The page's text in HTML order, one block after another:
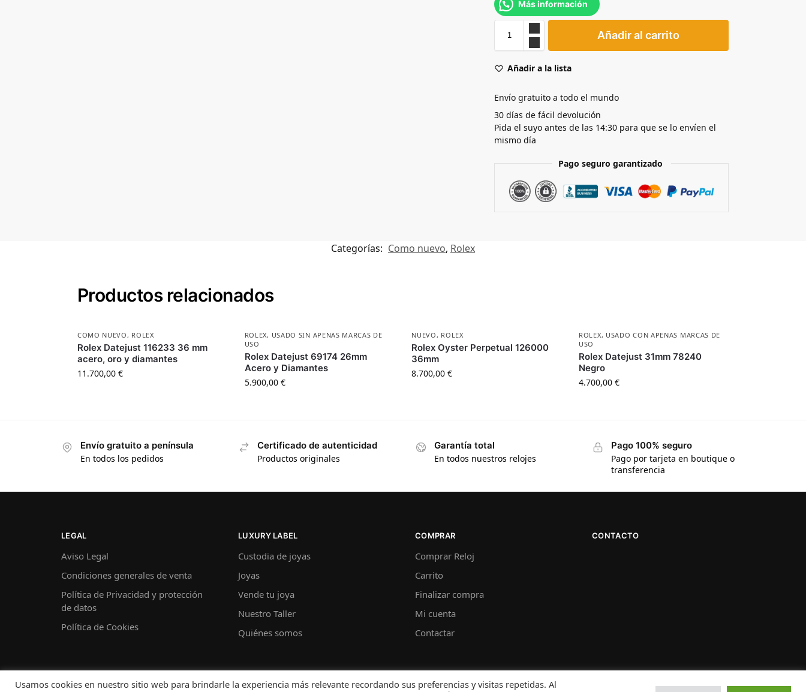
Más información
Añadir al carrito
Añadir a la lista
Envío gratuito a todo el mundo
30 días de fácil devolución
Pida el suyo antes de las 14:30 para que se lo envíen el
mismo día
Pago seguro garantizado
Categorías: Como nuevo, Rolex
Productos relacionados
COMO NUEVO , ROLEX
Rolex Datejust 116233 36 mm
acero, oro y diamantes
11.700,00 €
ROLEX, USADO SIN APENAS MARCAS DE
USO
Rolex Datejust 69174 26mm
Acero y Diamantes
5.900,00 €
NUEVO , ROLEX
Rolex Oyster Perpetual 126000
36mm
8.700,00€
ROLEX, USADO CON APENAS MARCAS DE
USO
Rolex Datejust 31mm 78240
Negro
4.700,00€
Envío gratuito a península
En todos los pedidos
Certificado de autenticidad
Productos originales
Garantía total
En todos nuestros relojes
Pago 100% seguro
Pago por tarjeta en boutique o
transferencia
LEGAL
Aviso Legal
Condiciones generales de venta
Política de Privacidad y protección
de datos
Política de Cookies
LUXURY LABEL
Custodia de joyas
Joyas
Vende tu joya
Nuestro Taller
Quiénes somos
COMPRAR
Comprar Reloj
Carrito
Finalizar compra
Mi cuenta
Contactar
CONTACTO
© Luxury Labels 2022
Usamos cookies en nuestro sitio web para brindarle la experiencia más relevante recordando sus preferencias y visitas repetidas. Al